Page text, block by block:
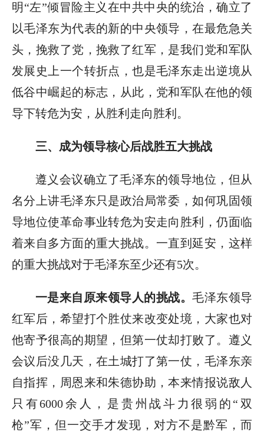
明“左”倾冒险主义在中共中央的统治，确立了
以毛泽东为代表的新的中央领导，在最危急关
头，挽救了党，挽救了红军，是我们党和军队
发展史上一个转折点，也是毛泽东走出逆境从
低谷中崛起的标志，从此，党和军队在他的领
导下转危为安，从胜利走向胜利。
三、成为领导核心后战胜五大挑战
遵义会议确立了毛泽东的领导地位，但从
名分上讲毛泽东只是政治局常委，如何巩固领
导地位使革命事业转危为安走向胜利，仍面临
着来自多方面的重大挑战。一直到延安，这样
的重大挑战对于毛泽东至少还有5次。
一是来自原来领导人的挑战。毛泽东领导
红军后，希望打个胜仗来改变处境，大家也对
他寄予很高的期望，但第一仗却打败了。遵义
会议后没几天，在土城打了第一仗，毛泽东亲
自指挥，周恩来和朱德协助，本来情报说敌人
只有6000余人，是贵州战斗力很弱的“双
枪”军，但一交手才发现，对方不是黔军，而